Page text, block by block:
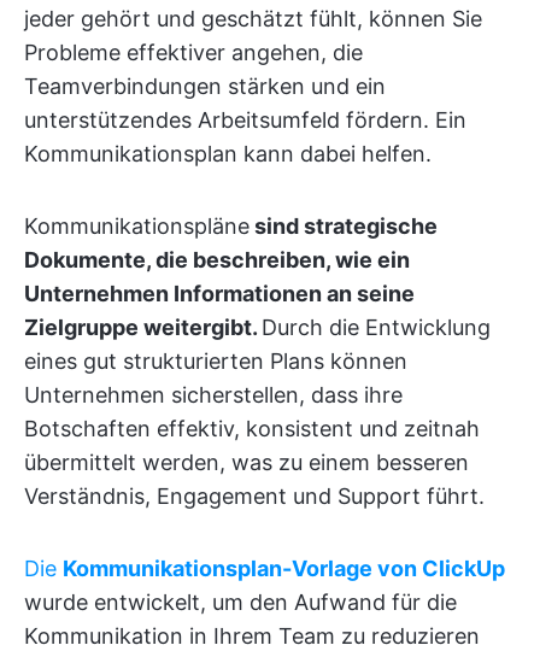
jeder gehört und geschätzt fühlt, können Sie
Probleme effektiver angehen, die
Teamverbindungen stärken und ein
unterstützendes Arbeitsumfeld fördern. Ein
Kommunikationsplan kann dabei helfen.
Kommunikationsplänesind strategische
Dokumente, die beschreiben, wie ein
Unternehmen Informationen an seine
Zielgruppe weitergibt. Durch die Entwicklung
eines gut strukturierten Plans können
Unternehmen sicherstellen, dass ihre
Botschaften effektiv, konsistent und zeitnah
übermittelt werden, was zu einem besseren
Verständnis, Engagement und Support führt.
Die Kommunikationsplan-Vorlage von ClickUp
wurde entwickelt, um den Aufwand für die
Kommunikation in Ihrem Team zu reduzieren